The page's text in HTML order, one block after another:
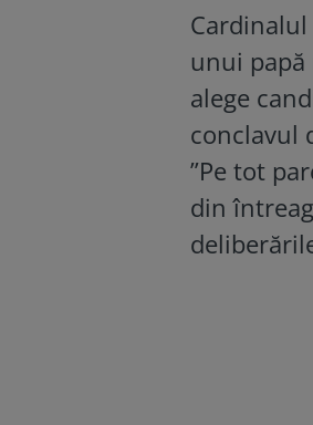
Cardinalul
unui papă
alege
conclavul
”Pe tot
din